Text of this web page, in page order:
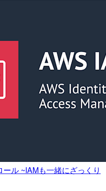
ル ~IAMも一緒にざっくり